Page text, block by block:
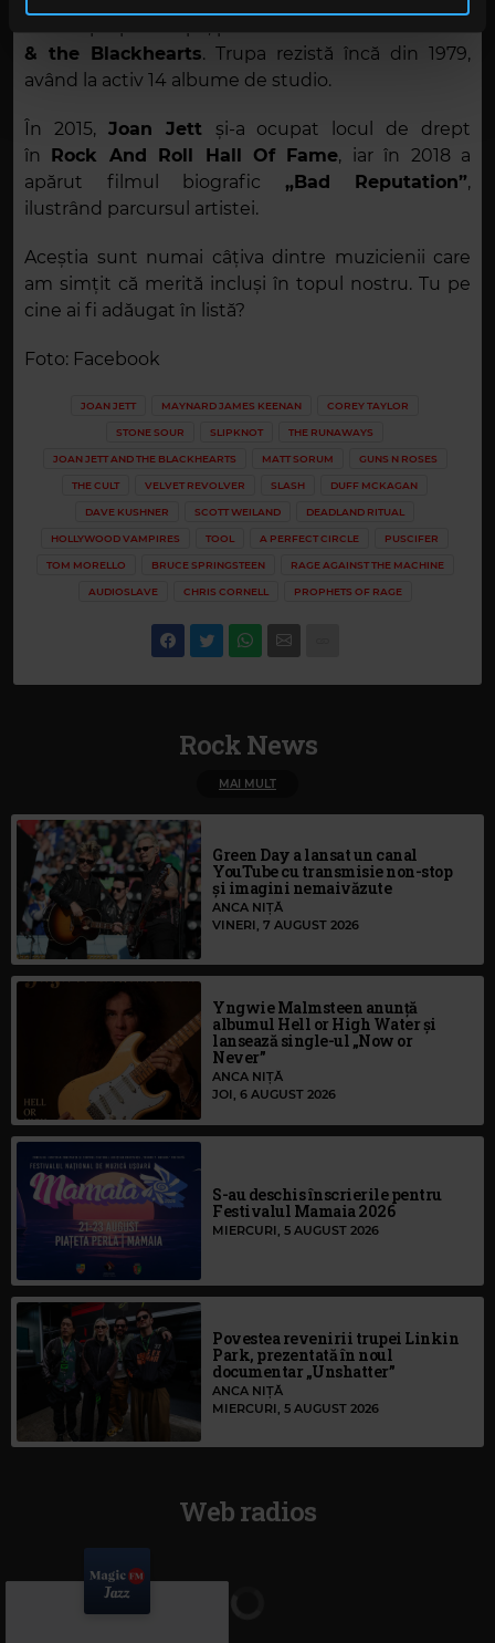
continuați să utilizați website-ul nostru, sunteți de acord
cu utilizarea modulelor noastre cookie.
& the Blackhearts. Trupa rezistă încă din 1979,
având la activ 14 albume de studio.
În 2015, Joan Jett și-a ocupat locul de drept
în
Rock And Roll Hall Of Fame, iar în 2018 a
apărut filmul biografic „Bad Reputation”,
ilustrând parcursul artistei.
Aceștia sunt numai câțiva dintre muzicienii care
am simțit că merită incluși în topul nostru. Tu pe
cine ai fi adăugat în listă?
Foto: Facebook
JOAN JETT MAYNARD JAMES KEENAN COREY TAYLOR
STONE SOUR SLIPKNOT THE RUNAWAYS
JOAN JETT AND THE BLACKHEARTS MATT SORUM GUNS N ROSES
THE CULT VELVET REVOLVER SLASH DUFF MCKAGAN
DAVE KUSHNER SCOTT WEILAND DEADLAND RITUAL
HOLLYWOOD VAMPIRES TOOL A PERFECT CIRCLE PUSCIFER
TOM MORELLO BRUCE SPRINGSTEEN RAGE AGAINST THE MACHINE
AUDIOSLAVE CHRIS CORNELL PROPHETS OF RAGE
Rock News
MAI MULT
Green Day a lansat un canal
YouTube cu transmisie non-stop
și imagini nemaivăzute
ANCA NIȚĂ
VINERI, 7 AUGUST 2026
Yngwie Malmsteen anunță
albumul Hell or High Water și
lansează single-ul „Now or
Never”
ANCA NIȚĂ
JOI, 6 AUGUST 2026
S-au deschis înscrierile pentru
Festivalul Mamaia 2026
MIERCURI, 5 AUGUST 2026
Povestea revenirii trupei Linkin
Park, prezentată în noul
documentar „Unshatter”
ANCA NIȚĂ
MIERCURI, 5 AUGUST 2026
Web radios